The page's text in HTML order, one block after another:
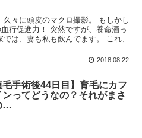
々に頭皮のマクロ撮影。 もしかし
行促進力！ 突然ですが、養命酒っ
は、妻も私も飲んでます。 これ、
2018.08.22
毛手術後44日目】育毛にカフ
ンってどうなの？それがまさ
…